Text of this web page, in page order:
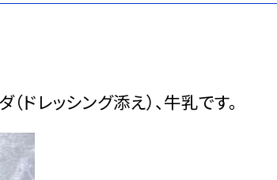
ドレッシング添え）、牛乳です。